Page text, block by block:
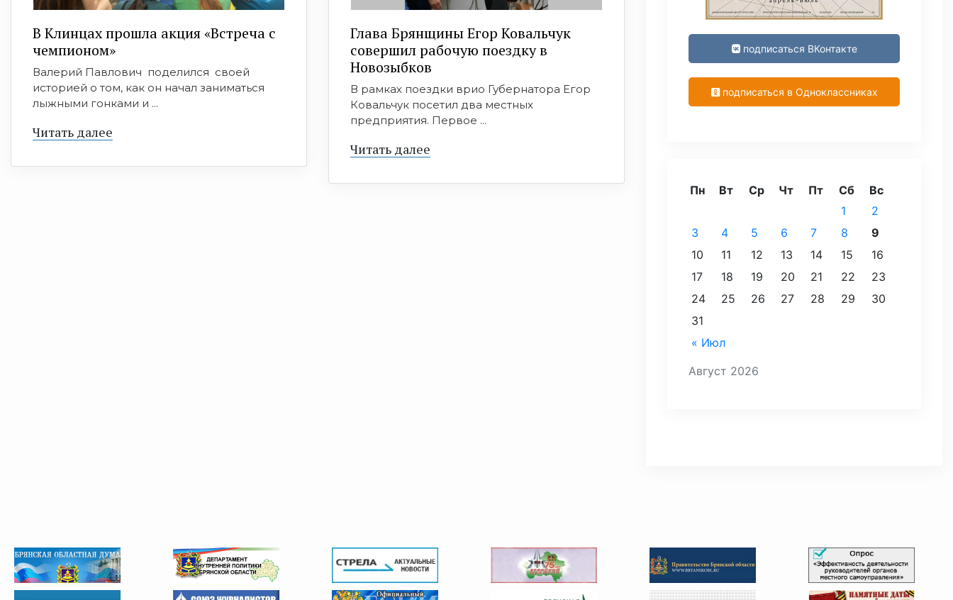
В Клинцах прошла акция «Встреча с
чемпионом»
Валерий Павлович поделился своей
историей о том, как он начал заниматься
лыжными гонками и ...
Читать далее
Глава Брянщины Егор Ковальчук
совершил рабочую поездку в
Новозыбков
В рамках поездки врио Губернатора Егор
Ковальчук посетил два местных
предприятия. Первое ...
Читать далее
подписаться ВКонтакте
подписаться в Одноклассниках
Август 2026
Пн Вт Ср Чт Пт Сб Вс
« Июл
1
2
3
4 5 6 7 8
9
10
11 12 13 14 15
16
17
18 19 20 21 22
23
24
25 26 27 28 29
30
31